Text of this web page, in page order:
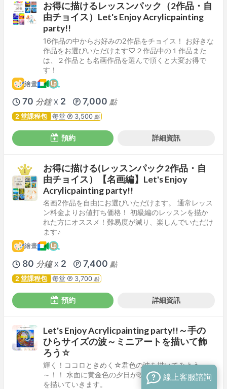
お得に描けるレッスンパック（2作品・自
由チョイス）Let's Enjoy Acrylicpainting
party!!
16作品の中からお好みの2作品をチョイス！ お好きな
作品をお選びいただけます♡２作品中の１作品また
は、２作品とも名画作品を選んで頂くと大変お得で
す！
繪畫
70 分鐘 X 2 7,000 點
2 堂課程包 每堂 3,500 點
預約 詳細資訊
お得に描ける(レッスンパック2作品・自
由チョイス）【名画編】Let's Enjoy
Acrylicpainting party!!
名画2作品を自由にお選びいただけます。 通常レッス
ン料金よりお値打ち価格！ 初級編のレッスンを描か
れた方にオススメ！難易度が減り、楽しんでいただけ
ます♪
繪畫
80 分鐘 X 2 7,400 點
2 堂課程包 每堂 3,700 點
預約 詳細資訊
Let's Enjoy Acrylicpainting party!!～手の
ひらサイズの波～ミニアートを描いて飾
ろう☆
輝く！ココロときめく☆君色の波を描いてみよう
～！！ 水面に黄金色の夕日が映り込む、光り輝く波
を描いていきます。
線上客服諮詢